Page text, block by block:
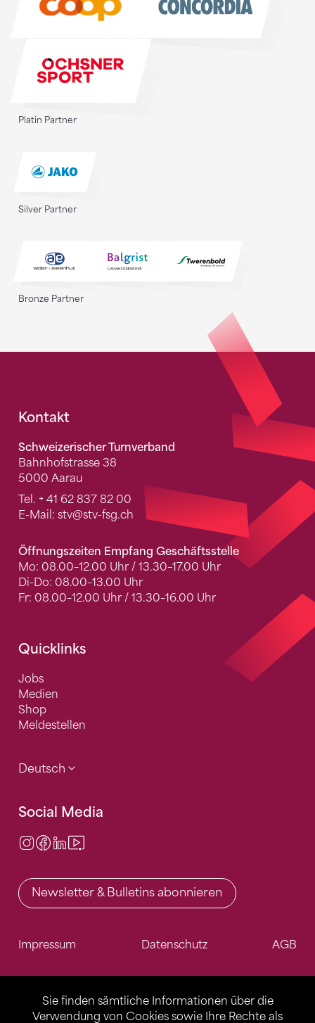
Sie finden sämtliche Informationen über die
Verwendung von Cookies sowie Ihre Rechte als
Platin Partner
Silver Partner
Bronze Partner
Fusszeile
Kontakt
Schweizerischer Turnverband
Bahnhofstrasse 38
5000 Aarau
Tel. + 41 62 837 82 00
E-Mail: stv@stv-fsg.ch
Öffnungszeiten Empfang Geschäftsstelle
Mo: 08.00–12.00 Uhr / 13.30–17.00 Uhr
Di-Do: 08.00–13.00 Uhr
Fr: 08.00–12.00 Uhr / 13.30–16.00 Uhr
Quicklinks
Jobs
Medien
Shop
Meldestellen
Deutsch
Social Media
Instagram
Facebook
LinkedIn
Newsletter & Bulletins abonnieren
Impressum Datenschutz AGB